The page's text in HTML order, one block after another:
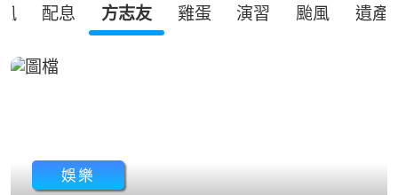
配息 方志友 雞蛋 演習 颱風 遺產
娛樂